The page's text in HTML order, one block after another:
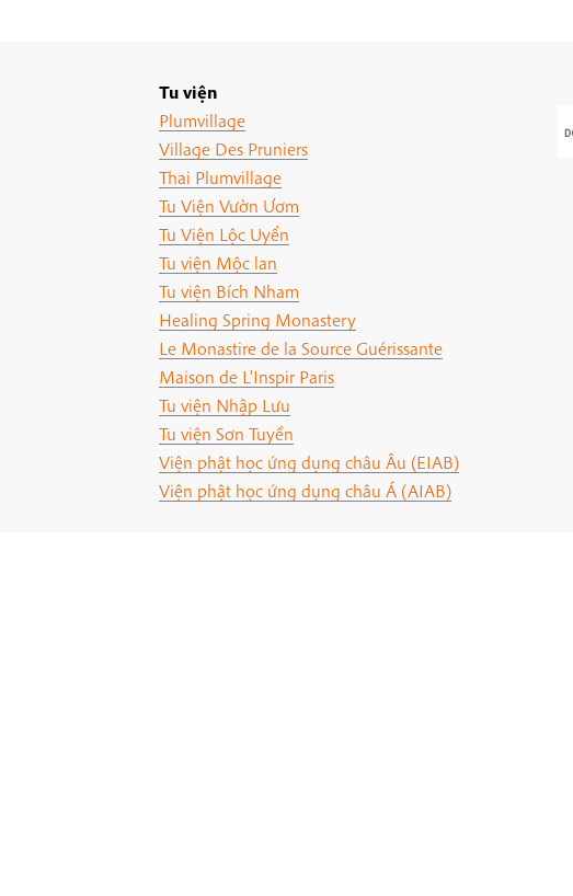
Tu viện
Plumvillage
Village Des Pruniers
Thai Plumvillage
Tu Viện Vườn Ươm
Tu Viện Lộc Uyển
Tu viện Mộc lan
Tu viện Bích Nham
Healing Spring Monastery
Le Monastire de la Source Guérissante
Maison de L'Inspir Paris
Tu viện Nhập Lưu
Tu viện Sơn Tuyền
Viện phật học ứng dụng châu Âu (EIAB)
Viện phật học ứng dụng châu Á (AIAB)